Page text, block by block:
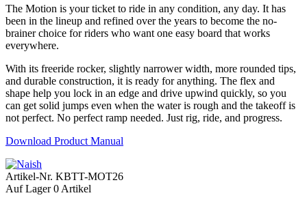
The Motion is your ticket to ride in any condition, any day. It has
been in the lineup and refined over the years to become the no-
brainer choice for riders who want one easy board that works
everywhere.
With its freeride rocker, slightly narrower width, more rounded tips,
and durable construction, it is ready for anything. The flex and
shape help you lock in an edge and drive upwind quickly, so you
can get solid jumps even when the water is rough and the takeoff is
not perfect. No perfect ramp needed. Just rig, ride, and progress.
Download Product Manual
Artikel-Nr. KBTT-MOT26
Auf Lager 0 Artikel